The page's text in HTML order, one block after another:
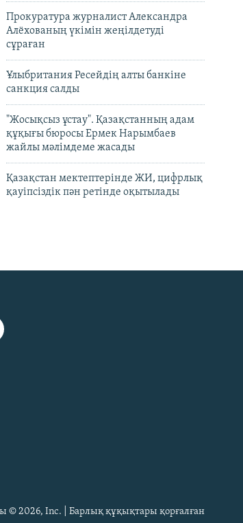
Прокуратура журналист Александра
Алёхованың үкімін жеңілдетуді
сұраған
Ұлыбритания Ресейдің алты банкіне
санкция салды
"Жосықсыз ұстау". Қазақстанның адам
құқығы бюросы Ермек Нарымбаев
жайлы мәлімдеме жасады
Қазақстан мектептерінде ЖИ, цифрлық
қауіпсіздік пән ретінде оқытылады
© 2026, Inc. | Барлық құқықтары қорғалған